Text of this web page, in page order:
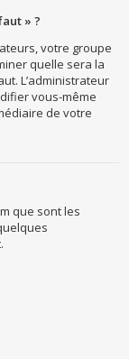
» ?
votre groupe
quelle sera la
L’administrateur
vous-même
de votre
que sont les